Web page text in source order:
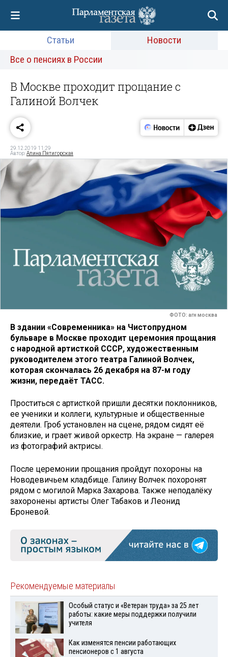
Статьи
Новости
Все о пенсиях в России
В Москве проходит прощание с
Галиной Волчек
29.12.2019 11:29
Автор:Алина Пятигорская
ФОТО: агн москва
В здании «Современника» на Чистопрудном
бульваре в Москве проходит церемония прощания
с народной артисткой СССР, художественным
руководителем этого театра Галиной Волчек,
которая скончалась 26 декабря на 87-м году
жизни, передаёт ТАСС.
Проститься с артисткой пришли десятки поклонников,
ее ученики и коллеги, культурные и общественные
деятели. Гроб установлен на сцене, рядом сидят её
близкие, и грает живой оркестр. На экране — галерея
из фотографий актрисы.
После церемонии прощания пройдут похороны на
Новодевичьем кладбище. Галину Волчек похоронят
рядом с могилой Марка Захарова. Также неподалёку
захоронены артисты Олег Табаков и Леонид
Броневой.
Рекомендуемые материалы
Особый статус и «Ветеран труда» за 25 лет
работы: какие меры поддержки получили
учителя
Как изменятся пенсии работающих
пенсионеров с 1 августа